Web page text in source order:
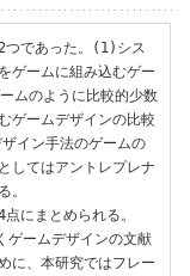
つであった。(1)シス
ゲームに組み込むゲー
ムのように比較的少数
ゲームデザインの比較
イン手法のゲームの
してはアントレプレナ
。
にまとめられる。
ームデザインの文献
に、本研究ではフレー